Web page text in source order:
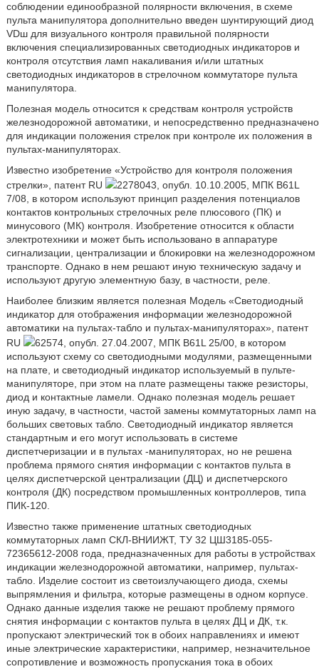
соблюдении единообразной полярности включения, в схеме
пульта манипулятора дополнительно введен шунтирующий диод
VDш для визуального контроля правильной полярности
включения специализированных светодиодных индикаторов и
контроля отсутствия ламп накаливания и/или штатных
светодиодных индикаторов в стрелочном коммутаторе пульта
манипулятора.
Полезная модель относится к средствам контроля устройств
железнодорожной автоматики, и непосредственно предназначено
для индикации положения стрелок при контроле их положения в
пультах-манипуляторах.
Известно изобретение «Устройство для контроля положения
стрелки», патент RU
2278043, опубл. 10.10.2005, МПК B61L
7/08, в котором используют принцип разделения потенциалов
контактов контрольных стрелочных реле плюсового (ПК) и
минусового (МК) контроля. Изобретение относится к области
электротехники и может быть использовано в аппаратуре
сигнализации, централизации и блокировки на железнодорожном
транспорте. Однако в нем решают иную техническую задачу и
используют другую элементную базу, в частности, реле.
Наиболее близким является полезная Модель «Светодиодный
индикатор для отображения информации железнодорожной
автоматики на пультах-табло и пультах-манипуляторах», патент
RU
62574, опубл. 27.04.2007, МПК B61L 25/00, в котором
используют схему со светодиодными модулями, размещенными
на плате, и светодиодный индикатор используемый в пульте-
манипуляторе, при этом на плате размещены также резисторы,
диод и контактные ламели. Однако полезная модель решает
иную задачу, в частности, частой замены коммутаторных ламп на
больших световых табло. Светодиодный индикатор является
стандартным и его могут использовать в системе
диспетчеризации и в пультах -манипуляторах, но не решена
проблема прямого снятия информации с контактов пульта в
целях диспетчерской централизации (ДЦ) и диспетчерского
контроля (ДК) посредством промышленных контроллеров, типа
ПИК-120.
Известно также применение штатных светодиодных
коммутаторных ламп СКЛ-ВНИИЖТ, ТУ 32 ЦШ3185-055-
72365612-2008 года, предназначенных для работы в устройствах
индикации железнодорожной автоматики, например, пультах-
табло. Изделие состоит из светоизлучающего диода, схемы
выпрямления и фильтра, которые размещены в одном корпусе.
Однако данные изделия также не решают проблему прямого
снятия информации с контактов пульта в целях ДЦ и ДК, т.к.
пропускают электрический ток в обоих направлениях и имеют
иные электрические характеристики, например, незначительное
сопротивление и возможность пропускания тока в обоих